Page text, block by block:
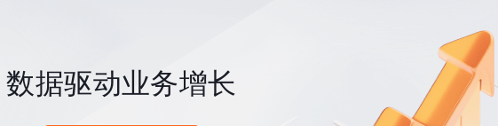
数据驱动业务增长